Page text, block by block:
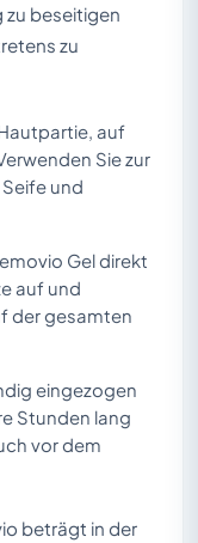
zu beseitigen
zu
auf
Sie zur
und
Gel direkt
auf und
der gesamten
eingezogen
Stunden lang
vor dem
beträgt in der